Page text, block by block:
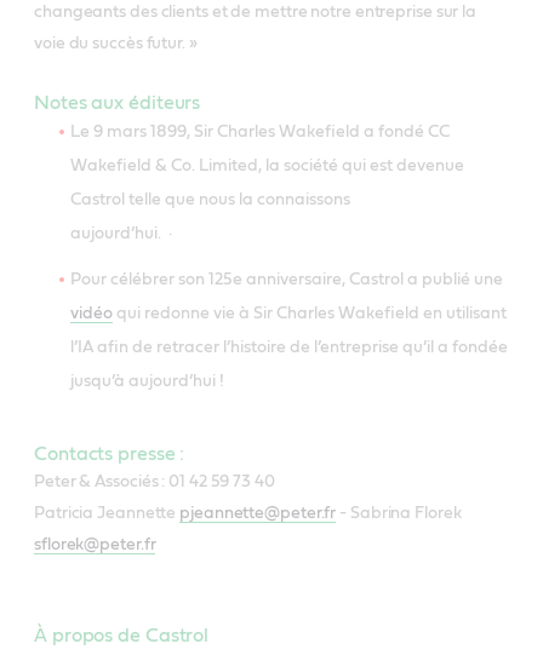
changeants des clients et de mettre notre entreprise sur la
voie du succès futur. »
Notes aux éditeurs
Le 9 mars 1899, Sir Charles Wakefield a fondé CC
Wakefield & Co. Limited, la société qui est devenue
Castrol telle que nous la connaissons
aujourd’hui. ·
Pour célébrer son 125e anniversaire, Castrol a publié une
vidéo qui redonne vie à Sir Charles Wakefield en utilisant
l’IA afin de retracer l’histoire de l’entreprise qu’il a fondée
jusqu’à aujourd’hui !
Contacts presse :
Peter & Associés : 01 42 59 73 40
Patricia Jeannette pjeannette@peter.fr - Sabrina Florek
sflorek@peter.fr
À propos de Castrol